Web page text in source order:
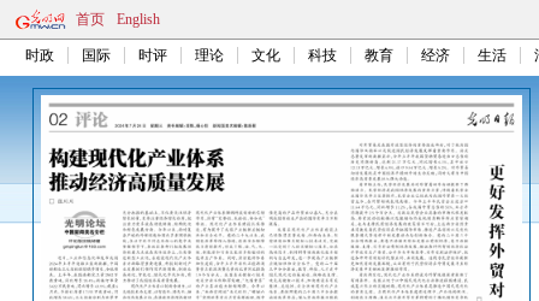
首页 English
时政 国际 时评 理论 文化 科技 教育 经济 生活